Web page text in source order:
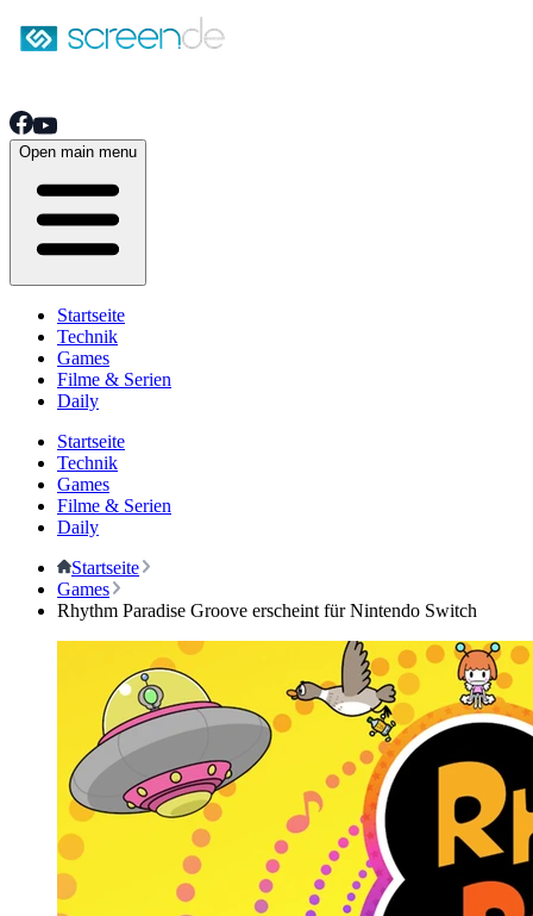
Open main menu
Startseite
Technik
Games
Filme & Serien
Daily
Startseite
Technik
Games
Filme & Serien
Daily
Startseite
Games
Rhythm Paradise Groove erscheint für Nintendo Switch